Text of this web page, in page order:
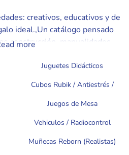
creativos, educativos y de
ideal.,Un catálogo pensado
construcción, manualidades,
y primera infancia. Filtra por
y arma un pack a medida en
un juego rápido para diario con
(maqueta, experimento o
pilas y tiempo de uso
seguridad. Ofrecemos
more
Juguetes Didácticos
Cubos Rubik / Antiestrés /
Juegos de Mesa
Vehiculos / Radiocontrol
Muñecas Reborn (Realistas)